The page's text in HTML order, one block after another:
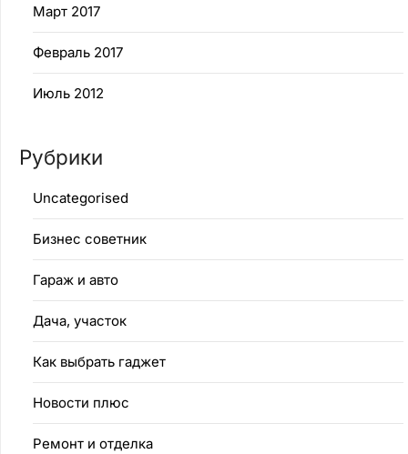
Март 2017
Февраль 2017
Июль 2012
Рубрики
Uncategorised
Бизнес советник
Гараж и авто
Дача, участок
Как выбрать гаджет
Новости плюс
Ремонт и отделка